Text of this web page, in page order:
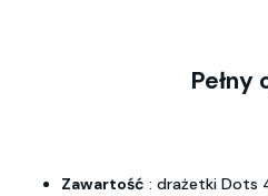
Pełny
Zawartość : drażetki Dots